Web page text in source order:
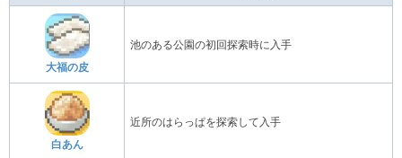
大福の皮
池のある公園の初回探索時に入手
白あん
近所のはらっぱを探索して入手